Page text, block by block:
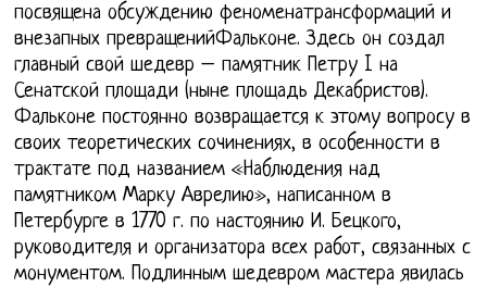
посвящена обсуждению феноменатрансформаций и
внезапных превращенийФальконе. Здесь он создал
главный свой шедевр – памятник Петру I на
Сенатской площади (ныне площадь Декабристов).
Фальконе постоянно возвращается к этому вопросу в
своих теоретических сочинениях, в особенности в
трактате под названием «Наблюдения над
памятником Марку Аврелию», написанном в
Петербурге в 1770 г. по настоянию И. Бецкого,
руководителя и организатора всех работ, связанных с
монументом. Подлинным шедевром мастера явилась